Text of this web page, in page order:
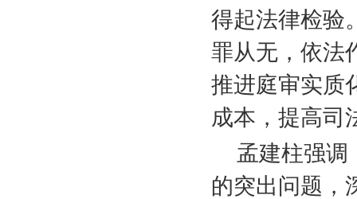
得起法律检验
罪从无，依法
推进庭审实质
成本，提高司
孟建柱强调
的突出问题，